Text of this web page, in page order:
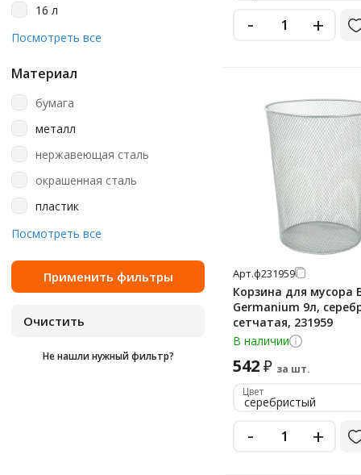
16 л
17 л
20 л
26 л
30 л
6 л
9 л
9.6 л
Посмотреть все
Материал
бумага
металл
нержавеющая сталь
окрашенная сталь
пластик
сталь
ударопрочный пластик
Посмотреть все
Не нашли нужный фильтр?
- +
Арт.ф231959
Корзина для мусора
Germanium 9л,
сетчатая, 231959
В наличии
542₽ за шт.
Цвет
серебристый
- +